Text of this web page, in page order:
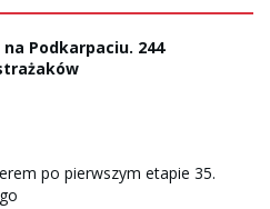
Podkarpaciu. 244
po pierwszym etapie 35.